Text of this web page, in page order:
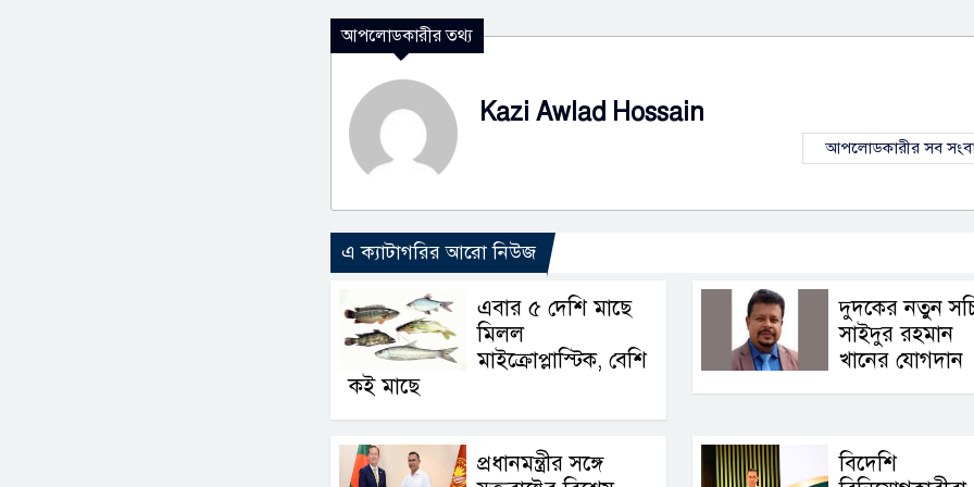
আপলোডকারীর তথ্য
Kazi Awlad Hossain
আপলোডকারীর সব
এ ক্যাটাগরির আরো নিউজ
এবার ৫ দেশি মাছে
মিলল
মাইক্রোপ্লাস্টিক, বেশি
কই মাছে
দুদকের নতুন
সাইদুর রহমান
খানের যোগদান
প্রধানমন্ত্রীর সঙ্গে
বিদেশি